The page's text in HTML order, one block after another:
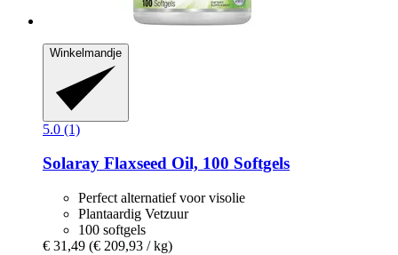
Winkelmandje
5.0 (1)
Solaray Flaxseed Oil, 100 Softgels
Perfect alternatief voor visolie
Plantaardig Vetzuur
100 softgels
€ 31,49 (€ 209,93 / kg)